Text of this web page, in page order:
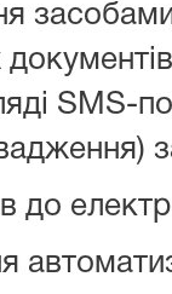
SMS-
до